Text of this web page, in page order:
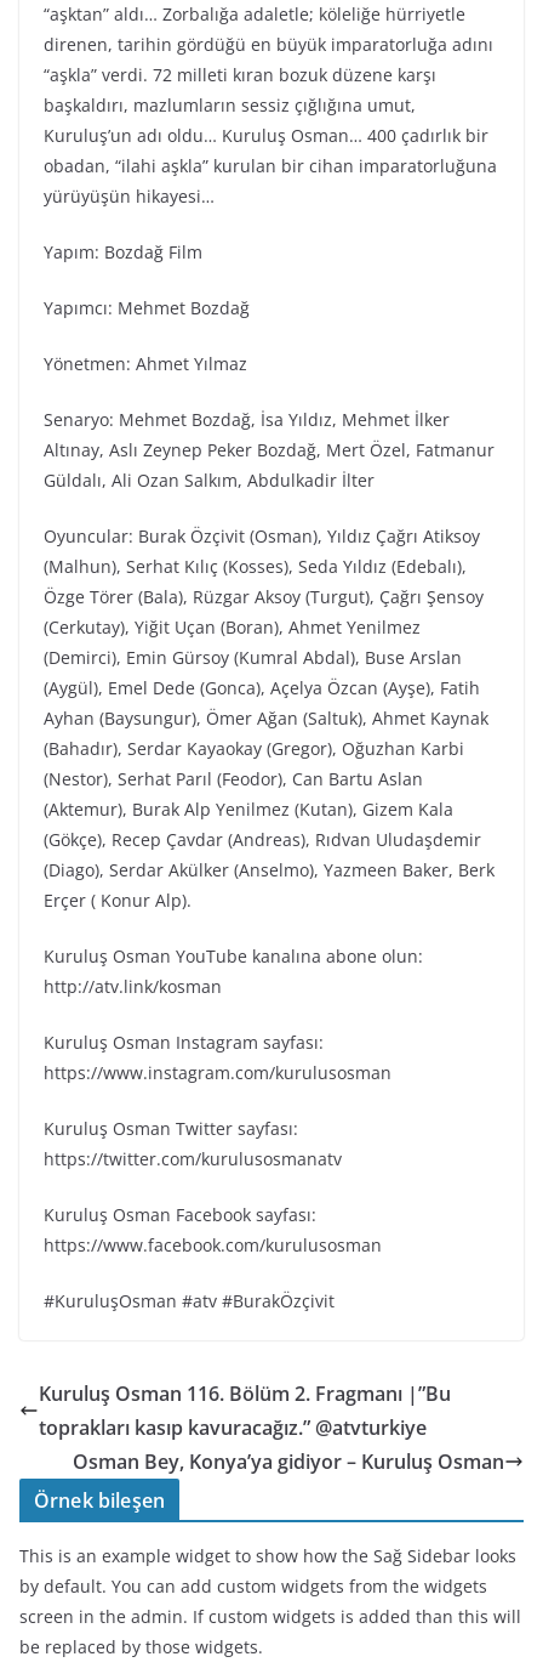
“aşktan” aldı… Zorbalığa adaletle; köleliğe hürriyetle
direnen, tarihin gördüğü en büyük imparatorluğa adını
“aşkla” verdi. 72 milleti kıran bozuk düzene karşı
başkaldırı, mazlumların sessiz çığlığına umut,
Kuruluş’un adı oldu… Kuruluş Osman… 400 çadırlık bir
obadan, “ilahi aşkla” kurulan bir cihan imparatorluğuna
yürüyüşün hikayesi…
Yapım: Bozdağ Film
Yapımcı: Mehmet Bozdağ
Yönetmen: Ahmet Yılmaz
Senaryo: Mehmet Bozdağ, İsa Yıldız, Mehmet İlker
Altınay, Aslı Zeynep Peker Bozdağ, Mert Özel, Fatmanur
Güldalı, Ali Ozan Salkım, Abdulkadir İlter
Oyuncular: Burak Özçivit (Osman), Yıldız Çağrı Atiksoy
(Malhun), Serhat Kılıç (Kosses), Seda Yıldız (Edebalı),
Özge Törer (Bala), Rüzgar Aksoy (Turgut), Çağrı Şensoy
(Cerkutay), Yiğit Uçan (Boran), Ahmet Yenilmez
(Demirci), Emin Gürsoy (Kumral Abdal), Buse Arslan
(Aygül), Emel Dede (Gonca), Açelya Özcan (Ayşe), Fatih
Ayhan (Baysungur), Ömer Ağan (Saltuk), Ahmet Kaynak
(Bahadır), Serdar Kayaokay (Gregor), Oğuzhan Karbi
(Nestor), Serhat Parıl (Feodor), Can Bartu Aslan
(Aktemur), Burak Alp Yenilmez (Kutan), Gizem Kala
(Gökçe), Recep Çavdar (Andreas), Rıdvan Uludaşdemir
(Diago), Serdar Akülker (Anselmo), Yazmeen Baker, Berk
Erçer ( Konur Alp).
Kuruluş Osman YouTube kanalına abone olun:
http://atv.link/kosman
Kuruluş Osman Instagram sayfası:
https://www.instagram.com/kurulusosman
Kuruluş Osman Twitter sayfası:
https://twitter.com/kurulusosmanatv
Kuruluş Osman Facebook sayfası:
https://www.facebook.com/kurulusosman
#KuruluşOsman #atv #BurakÖzçivit
Kuruluş Osman 116. Bölüm 2. Fragmanı |”Bu
toprakları kasıp kavuracağız.” @atvturkiye
Osman Bey, Konya’ya gidiyor – Kuruluş Osman
Örnek bileşen
This is an example widget to show how the Sağ Sidebar looks
by default. You can add custom widgets from the widgets
screen in the admin. If custom widgets is added than this will
be replaced by those widgets.